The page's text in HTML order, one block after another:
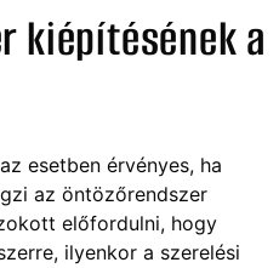
kiépítésének a
esetben érvényes, ha
az öntözőrendszer
előfordulni, hogy
ilyenkor a szerelési